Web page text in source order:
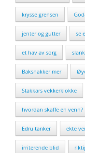
krysse grensen
jenter og gutter se
et hav av sorg
Baksnakker mer
Stakkars vekkerklokke
hvordan skaffe en venn?
Edru tanker ekte
irriterende blid